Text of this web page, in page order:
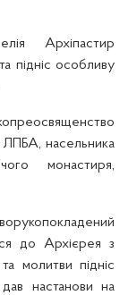
Архіпастир
підніс особливу
ЛПБА, насельника
монастиря,
до Архієрея з
молитви підніс
настанови на